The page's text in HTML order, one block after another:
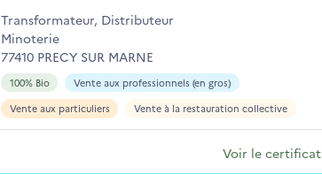
Transformateur, Distributeur
Minoterie
77410 PRECY SUR MARNE
100% Bio
Vente aux professionnels (en gros)
Vente aux particuliers
Vente à la restauration collective
Voir le certificat